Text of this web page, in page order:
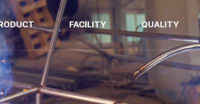
FACILITY QUALITY